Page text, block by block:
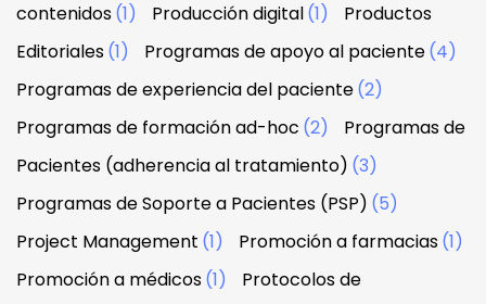
contenidos(1) Producción digital(1)
Productos
Editoriales(1) Programas de apoyo al paciente(4)
Programas de experiencia del paciente(2)
Programas de formación ad-hoc (2)
Programas de
Pacientes (adherencia al tratamiento) (3)
Programas de Soporte a Pacientes (PSP) (5)
Project Management (1) Promoción a farmacias(1)
Promoción a médicos(1)
Protocolos de